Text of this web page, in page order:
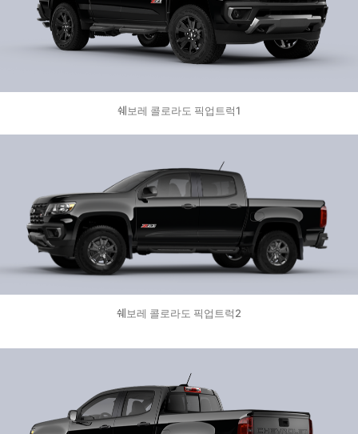
쉐보레 콜로라도 픽업트럭1
쉐보레 콜로라도 픽업트럭2